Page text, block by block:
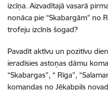
izcīņa. Aizvadītajā vasarā
nonāca pie “Skabargām” no
trofeju izcīnīs šogad?
Pavadīt aktīvu un pozitīvu
ieradīsies astoņas dāmu
“Skabargas”, “ Rīga”,
komandas no Jēkabpils